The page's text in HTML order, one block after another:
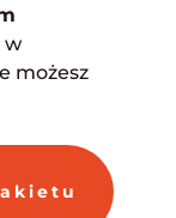
w
możesz